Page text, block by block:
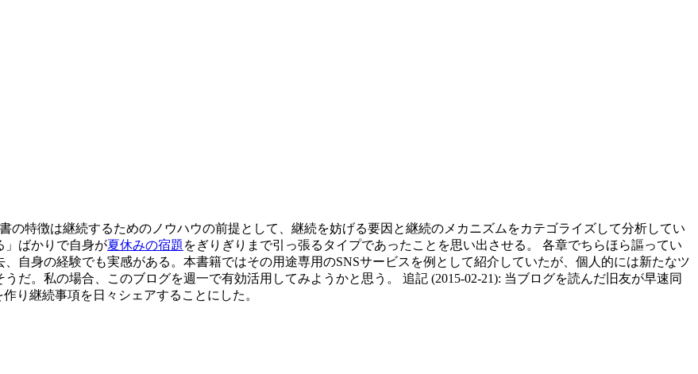
の特徴は継続するためのノウハウの前提として、継続を妨げる要因と継続のメカニズムをカテゴライズして分析してい
」ばかりで自身が夏休みの宿題 をぎりぎりまで引っ張るタイプであったことを思い出させる。 各章でちらほら謳ってい
自身の経験でも実感がある。本書籍ではその用途専用のSNSサービスを例として紹介していたが、個人的には新たなツ
だ。私の場合、このブログを週一で有効活用してみようかと思う。 追記 (2015-02-21): 当ブログを読んだ旧友が早速同
り継続事項を日々シェアすることにした。